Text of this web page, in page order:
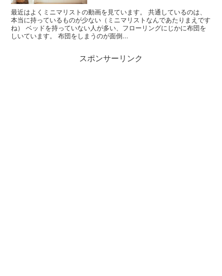
最近はよくミニマリストの動画を見ています。 共通しているのは、
本当に持っているものが少ない（ミニマリストなんであたりまえです
ね） ベッドを持っていない人が多い、フローリングにじかに布団を
しいています。 布団をしまうのが面倒...
スポンサーリンク